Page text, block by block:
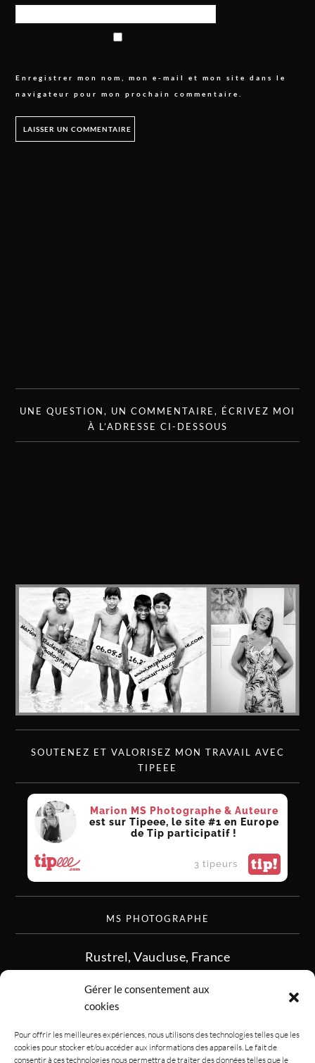
Gérer le consentement aux
cookies
Pour offrir les meilleures expériences, nous utilisons des technologies telles que les
cookies pour stocker et/ou accéder aux informations des appareils. Le fait de
consentir à ces technologies nous permettra de traiter des données telles que le
Enregistrer mon nom, mon e-mail et mon site dans le
navigateur pour mon prochain commentaire.
UNE QUESTION, UN COMMENTAIRE, ÉCRIVEZ MOI
À L’ADRESSE CI-DESSOUS
SOUTENEZ ET VALORISEZ MON TRAVAIL AVEC
TIPEEE
Marion MS Photographe & Auteure
est sur Tipeee, le site #1 en Europe
de Tip participatif !
3 tipeurs tip!
MS PHOTOGRAPHE
Rustrel, Vaucluse, France
06.08.50.16.28
contact.msphotographe (at) gmail.com